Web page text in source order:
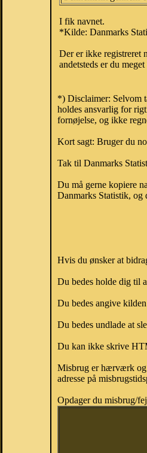
I fik navnet.
*Kilde: Danmarks
Der er ikke registreret
andetsteds er du
*) Disclaimer: Selvom
holdes ansvarlig for
fornøjelse, og ikke
Kort sagt: Bruger du
Tak til Danmarks
Du må gerne kopiere
Danmarks Statistik, og
Hvis du ønsker at
Du bedes holde dig til
Du bedes angive
Du bedes undlade at
Du kan ikke skrive
Misbrug er hærværk og
adresse på
Opdager du misbrug/